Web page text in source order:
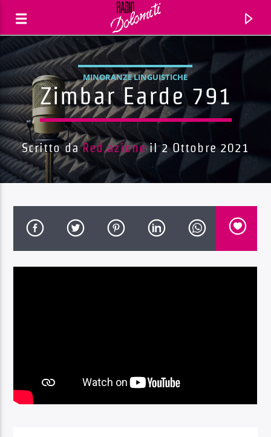
Traccia corrente
Titolo
MINORANZE LINGUISTICHE
Zimbar Earde 791
Scritto daRed.azioneil 2 Ottobre 2021